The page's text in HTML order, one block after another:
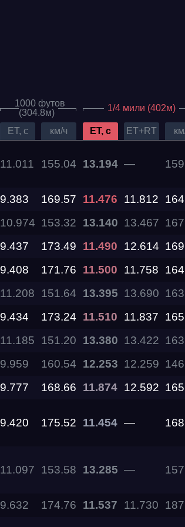
1000 футов
(304.8м)
1/4 мили (402м)
ET, c км/ч ET, c ET+RT
11.011 155.04 13.194 —
9.383 169.57 11.476 11.812
10.974 153.32 13.140 13.467
9.437 173.49 11.490 12.614
9.408 171.76 11.500 11.758
11.208 151.64 13.395 13.690
9.434 173.24 11.510 11.837
11.185 151.20 13.380 13.422
9.959 160.54 12.253 12.259
9.777 168.66 11.874 12.592
9.420 175.52 11.454 —
11.097 153.58 13.285 —
9.632 174.76 11.537 11.730